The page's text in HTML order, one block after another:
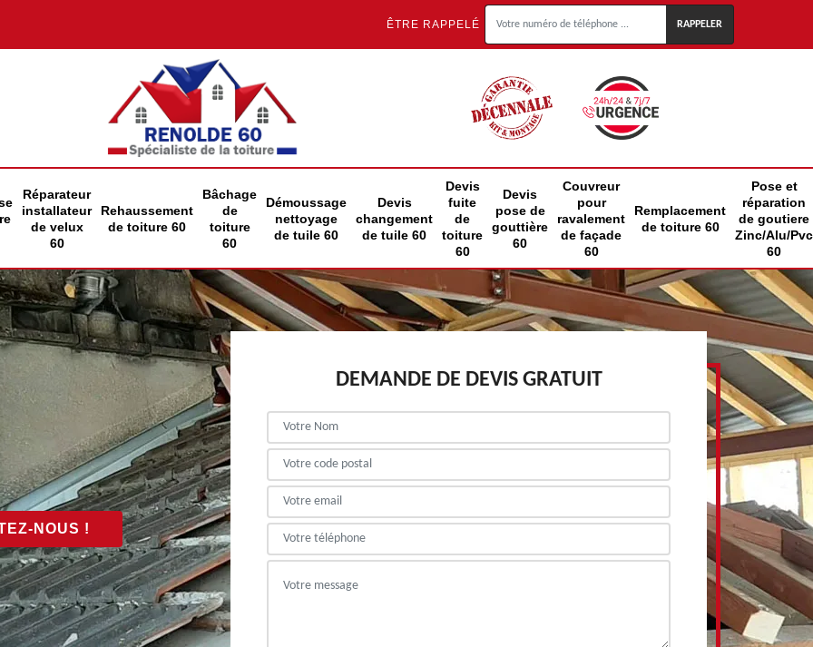
ÊTRE RAPPELÉ
Réparateur
installateur
de velux
60
Rehaussement
de toiture 60
Bâchage
de
toiture
60
Démoussage
nettoyage
de tuile 60
Devis
changement
de tuile 60
Devis
fuite
de
toiture
60
Devis
pose de
gouttière
60
Couvreur
pour
ravalement
de façade
60
Remplacement
de toiture 60
Pose et
réparation
de goutiere
Zinc/Alu/Pvc
60
NOUS !
DEMANDE DE DEVIS GRATUIT